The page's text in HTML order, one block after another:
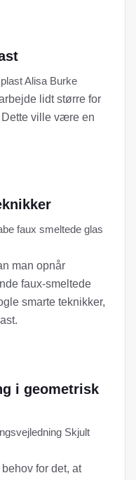
Alisa Burke
lidt større for
ville være en
faux smeltede glas
man opnår
faux-smeltede
smarte teknikker,
i geometrisk
Skjult
for det, at